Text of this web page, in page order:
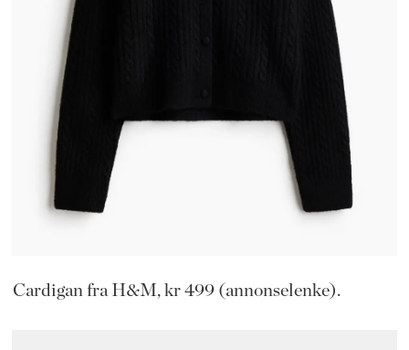
Cardigan fra H&M, kr 499 (annonselenke).